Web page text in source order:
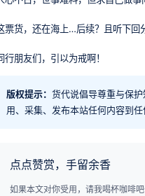
票货，还在海上…后续？且听下回
行朋友们，引以为戒啊！
版权提示： 货代说倡导尊重与保
用、采集、发布本站任何内容到
点点赞赏，手留余香
如果本文对你受用，请我喝杯咖啡吧